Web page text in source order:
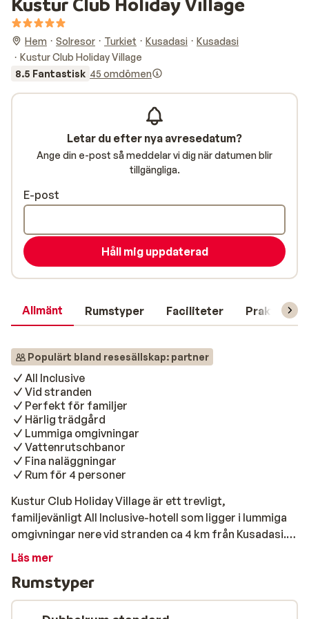
Hem Solresor Turkiet Kusadasi
Kusadasi
Kustur Club Holiday Village
8.5 Fantastisk 45 omdömen
Allmänt Rumstyper Faciliteter Praktisk
Populärt bland resesällskap: partner
All Inclusive
Vid stranden
Perfekt för familjer
Härlig trädgård
Lummiga omgivningar
Vattenrutschbanor
Fina naläggningar
Rum för 4 personer
Kustur Club Holiday Village är ett trevligt,
familjevänligt All Inclusive-hotell som ligger i lummiga
omgivningar nere vid stranden ca 4 km från Kusadasi.
Hotellbyggnaderna ligger utspridda i en vacker
blommor. I trädgården finns två inbjudande
poolområden där du kan koppla vid poolen medan
Läs mer
Rumstyper
Letar du efter nya avresedatum?
Ange din e-post så meddelar vi dig när datumen blir
tillgängliga.
E-post
Håll mig uppdaterad